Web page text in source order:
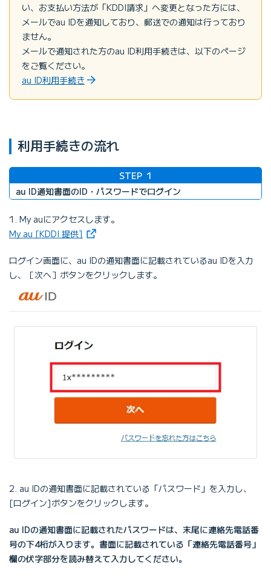
い、お支払い方法が「KDDI請求」へ変更となった方には、
メールでau IDを通知しており、郵送での通知は行っており
ません。
メールで通知された方のau ID利用手続きは、以下のページ
をご覧ください。
au ID利用手続き
利用手続きの流れ
STEP 1
au ID通知書面のID・パスワードでログイン
1. My auにアクセスします。
My au [KDDI 提供] （新しいタブで開きます）
ログイン画面に、au IDの通知書面に記載されているau IDを入力
し、［次へ］ボタンをクリックします。
2. au IDの通知書面に記載されている「パスワード」を入力し、
[ログイン]ボタンをクリックします。
au IDの通知書面に記載されたパスワードは、末尾に連絡先電話番
号の下4桁が入ります。書面に記載されている「連絡先電話番号」
欄の伏字部分を読み替えて入力してください。